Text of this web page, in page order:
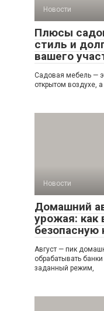
Новости
Плюсы
стиль и
вашего
Садовая мебель —
открытом воздухе,
Новости
Домашний
урожая: как
безопасную
Август — пик
обрабатывать
заданный режим,